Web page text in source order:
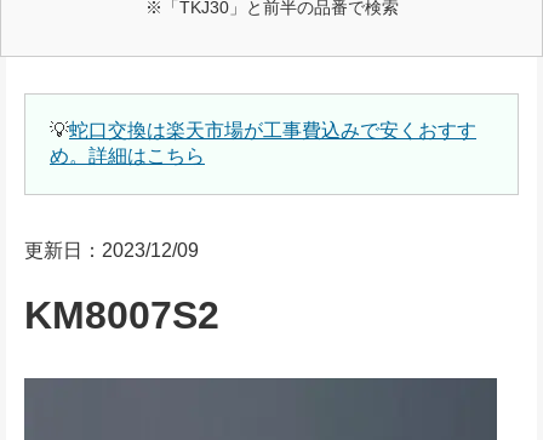
※「TKJ30」と前半の品番で検索
💡蛇口交換は楽天市場が工事費込みで安くおすす
め。詳細はこちら
更新日：2023/12/09
KM8007S2